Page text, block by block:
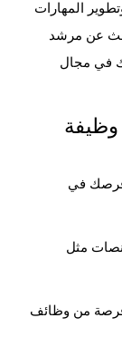
المهارات
عن مرشد
في مجال
فرصك في
مثل
من وظائف